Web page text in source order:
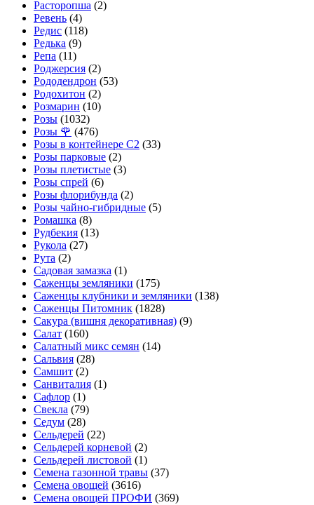
Расторопша (2)
Ревень (4)
Редис (118)
Редька (9)
Репа (11)
Роджерсия (2)
Рододендрон (53)
Родохитон (2)
Розмарин (10)
Розы (1032)
Розы 🌹 (476)
Розы в контейнере С2 (33)
Розы парковые (2)
Розы плетистые (3)
Розы спрей (6)
Розы флорибунда (2)
Розы чайно-гибридные (5)
Ромашка (8)
Рудбекия (13)
Рукола (27)
Рута (2)
Садовая замазка (1)
Саженцы земляники (175)
Саженцы клубники и земляники (138)
Саженцы Питомник (1828)
Сакура (вишня декоративная) (9)
Салат (160)
Салатный микс семян (14)
Сальвия (28)
Самшит (2)
Санвиталия (1)
Сафлор (1)
Свекла (79)
Седум (28)
Сельдерей (22)
Сельдерей корневой (2)
Сельдерей листовой (1)
Семена газонной травы (37)
Семена овощей (3616)
Семена овощей ПРОФИ (369)